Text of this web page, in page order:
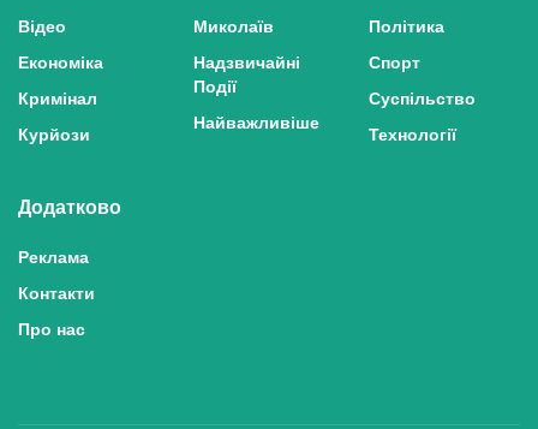
Відео
Економіка
Кримінал
Курйози
Миколаїв
Надзвичайні
Події
Найважливіше
Політика
Спорт
Суспільство
Технології
Додатково
Реклама
Контакти
Про нас